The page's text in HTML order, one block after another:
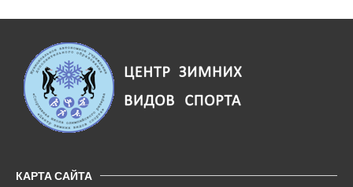
КАРТА САЙТА